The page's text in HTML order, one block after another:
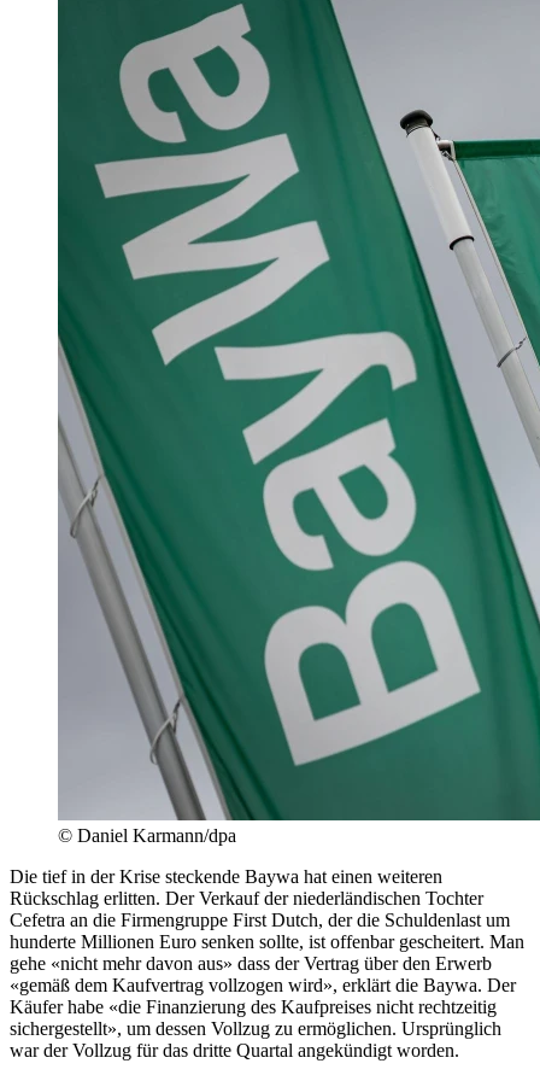
© Daniel Karmann/dpa
Die tief in der Krise steckende Baywa hat einen weiteren
Rückschlag erlitten. Der Verkauf der niederländischen Tochter
Cefetra an die Firmengruppe First Dutch, der die Schuldenlast um
hunderte Millionen Euro senken sollte, ist offenbar gescheitert. Man
gehe «nicht mehr davon aus» dass der Vertrag über den Erwerb
«gemäß dem Kaufvertrag vollzogen wird», erklärt die Baywa. Der
Käufer habe «die Finanzierung des Kaufpreises nicht rechtzeitig
sichergestellt», um dessen Vollzug zu ermöglichen. Ursprünglich
war der Vollzug für das dritte Quartal angekündigt worden.